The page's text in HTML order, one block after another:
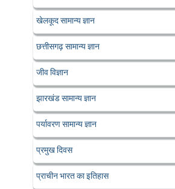
खेलकूद सामान्य ज्ञान
छत्तीसगढ़ सामान्य ज्ञान
जीव विज्ञान
झारखंड सामान्य ज्ञान
पर्यावरण सामान्य ज्ञान
प्रमुख दिवस
प्राचीन भारत का इतिहास